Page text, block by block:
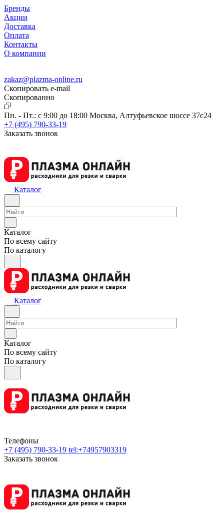
Бренды
Акции
Доставка
Оплата
Контакты
О компании
zakaz@plazma-online.ru
Скопировать e-mail
Cкопированно
Пн. - Пт.: с 9:00 до 18:00 Москва, Алтуфьевское шоссе 37с24
+7 (495) 790-33-19
Заказать звонок
Каталог
Каталог
По всему сайту
По каталогу
Каталог
Каталог
По всему сайту
По каталогу
Телефоны
+7 (495) 790-33-19 tel:+74957903319
Заказать звонок